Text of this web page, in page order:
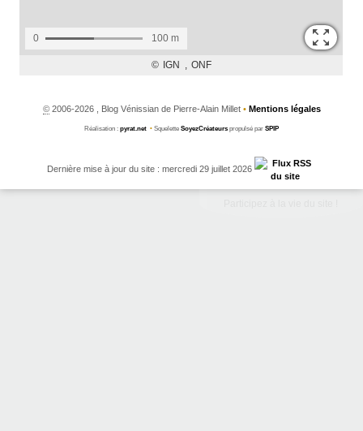
©2006-2026 , Blog Vénissian de Pierre-Alain Millet • Mentions légales
Réalisation : pyrat.net • Squelette SoyezCréateurs propulsé par SPIP
Dernière mise à jour du site : mercredi 29 juillet 2026